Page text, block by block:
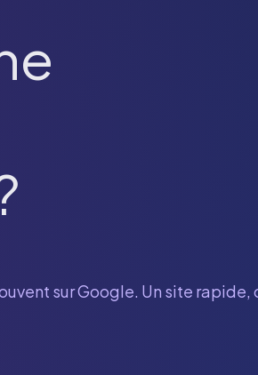
sur Google. Un site